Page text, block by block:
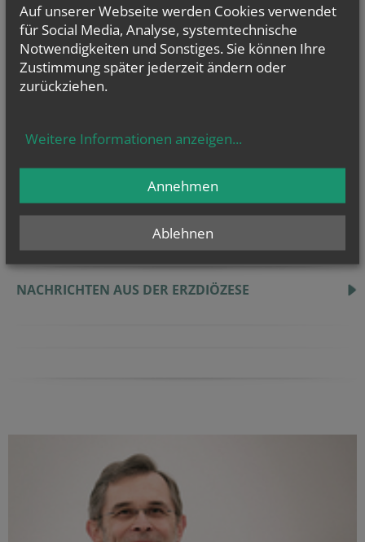
Pfarre Fischamend
Pfarrverband Fischatal Nord
NACHRICHTEN AUS DER ERZDIÖZESE
Auf unserer Webseite werden Cookies verwendet
für Social Media, Analyse, systemtechnische
Notwendigkeiten und Sonstiges. Sie können Ihre
Zustimmung später jederzeit ändern oder
zurückziehen.
Weitere Informationen anzeigen...
Ablehnen
Annehmen